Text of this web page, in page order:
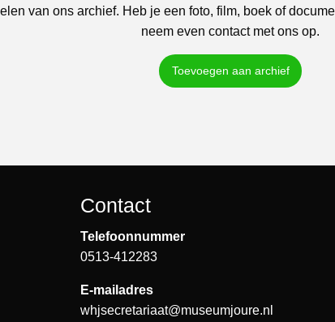
van ons archief. Heb je een foto, film, boek of
neem even contact met ons op.
Toevoegen aan archief
Contact
Telefoonnummer
0513-412283
E-mailadres
whjsecretariaat@museumjoure.nl